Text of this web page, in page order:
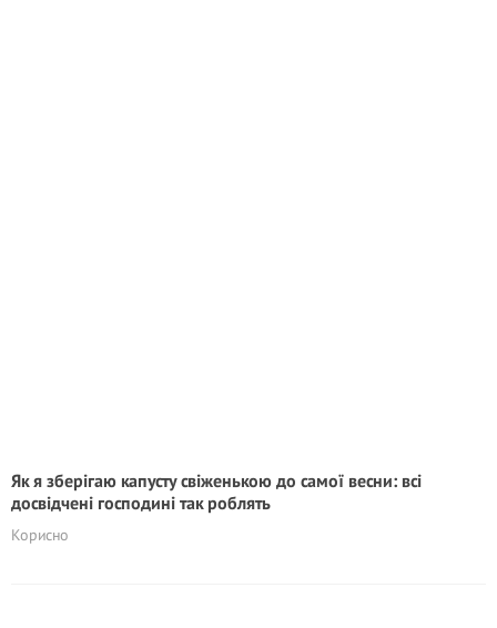
Як я зберігаю капусту свіженькою до самої весни: всі
досвідчені господині так роблять
Корисно